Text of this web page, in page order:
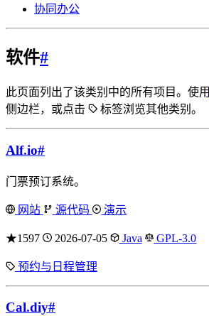
协同办公
软件#
此页面列出了该类别中的所有项目。使用
侧边栏，或点击
标签浏览其他类别。
Alf.io#
门票预订系统。
网站 源代码 演示
★1597 2026-07-05 Java GPL-3.0
预约与日程管理
Cal.diy#